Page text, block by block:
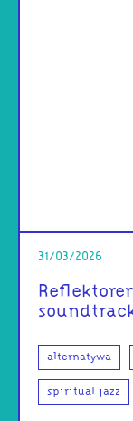
31/03/2026
alternatywa
spiritual jazz